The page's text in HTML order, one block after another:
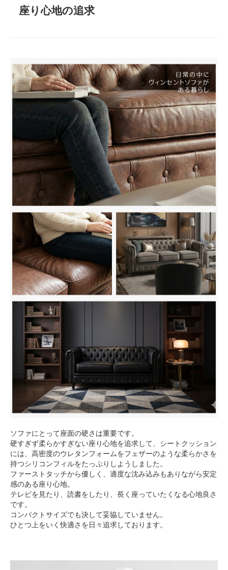
座り心地の追求
ソファにとって座面の硬さは重要です。
硬すぎず柔らかすぎない座り心地を追求して、シートクッション
には、高密度のウレタンフォームをフェザーのような柔らかさを
持つシリコンフィルをたっぷりしようしました。
ファーストタッチから優しく、適度な沈み込みもありながら安定
感のある座り心地。
テレビを見たり、読書をしたり、長く座っていたくなる心地良さ
です。
コンパクトサイズでも決して妥協していません。
ひとつ上をいく快適さを日々追求しております。